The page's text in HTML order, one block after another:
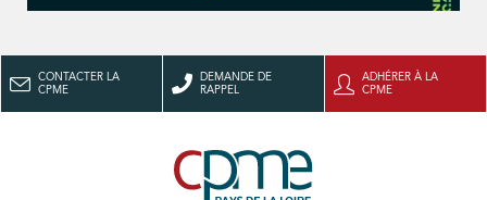
CONTACTER LA
CPME
DEMANDE DE
RAPPEL
ADHÉRER À LA
CPME